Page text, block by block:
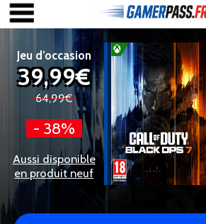
Jeu d’occasion
39,99€
64,99€
- 38%
Aussi disponible
en produit neuf